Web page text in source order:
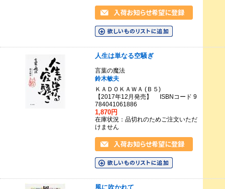
人生は単なる空騒ぎ
言葉の魔法
鈴木敏夫
ＫＡＤＯＫＡＷＡ (Ｂ５)
【2017年12月発売】 ISBNコード 9
784041061886
1,870円
在庫状況：品切れのためご注文いただ
けません
風に吹かれて